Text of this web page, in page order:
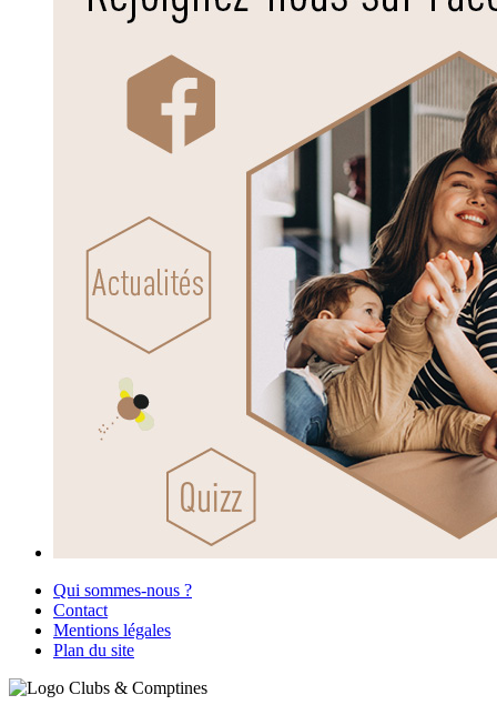
Qui sommes-nous ?
Contact
Mentions légales
Plan du site